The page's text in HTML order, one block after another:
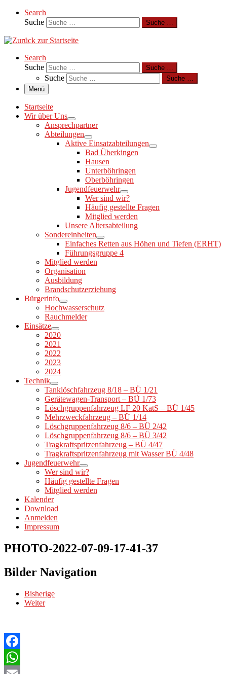
Search
Suche
Suche …
Search
Suche
Suche …
Suche
Suche …
Menü
Startseite
Wir über Uns
Ansprechpartner
Abteilungen
Aktive Einsatzabteilungen
Bad Überkingen
Hausen
Unterböhringen
Oberböhringen
Jugendfeuerwehr
Wer sind wir?
Häufig gestellte Fragen
Mitglied werden
Unsere Altersabteilung
Sondereinheiten
Einfaches Retten aus Höhen und Tiefen (ERHT)
Führungsgruppe 4
Mitglied werden
Organisation
Ausbildung
Brandschutzerziehung
Bürgerinfo
Hochwasserschutz
Rauchmelder
Einsätze
2020
2021
2022
2023
2024
Technik
Tanklöschfahrzeug 8/18 – BÜ 1/21
Gerätewagen-Transport – BÜ 1/73
Löschgruppenfahrzeug LF 20 KatS – BÜ 1/45
Mehrzweckfahrzeug – BÜ 1/14
Löschgruppenfahrzeug 8/6 – BÜ 2/42
Löschgruppenfahrzeug 8/6 – BÜ 3/42
Tragkraftspritzenfahrzeug – BÜ 4/47
Tragkraftspritzenfahrzeug mit Wasser BÜ 4/48
Jugendfeuerwehr
Wer sind wir?
Häufig gestellte Fragen
Mitglied werden
Kalender
Download
Anmelden
Impressum
PHOTO-2022-07-09-17-41-37
Bilder Navigation
Bisherige
Weiter
Facebook